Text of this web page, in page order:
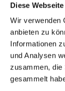
Diese
Wir verwenden
anbieten zu
Informationen
und Analysen
zusammen, die
gesammelt